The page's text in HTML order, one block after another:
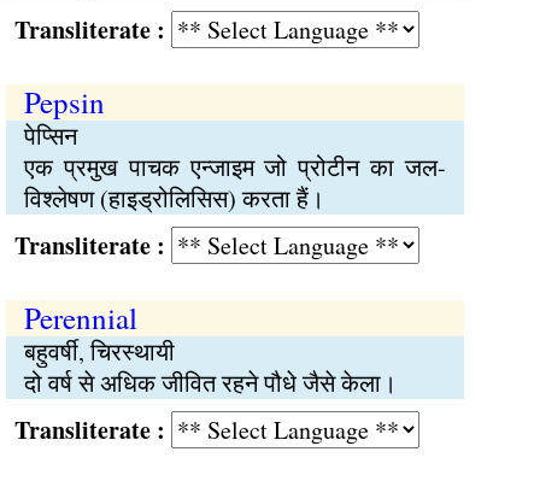
:
Pepsin
पेप्सिन
एक प्रमुख पाचक एन्जाइम जो प्रोटीन का जल-
विश्लेषण (हाइड्रोलिसिस) करता हैं।
:
Perennial
बहुवर्षी, चिरस्थायी
दो वर्ष से अधिक जीवित रहने पौधे जैसे केला।
: